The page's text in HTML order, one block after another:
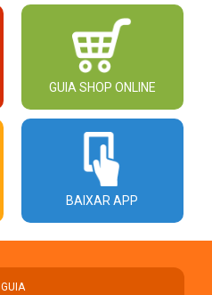
GUIA SHOP ONLINE
BAIXAR APP
GUIA